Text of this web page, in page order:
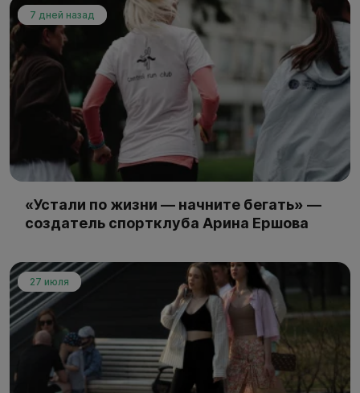
7 дней назад
«Устали по жизни — начните бегать» —
создатель спортклуба Арина Ершова
27 июля